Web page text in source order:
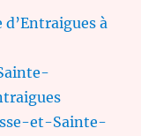
d’Entraigues à
et-Sainte-